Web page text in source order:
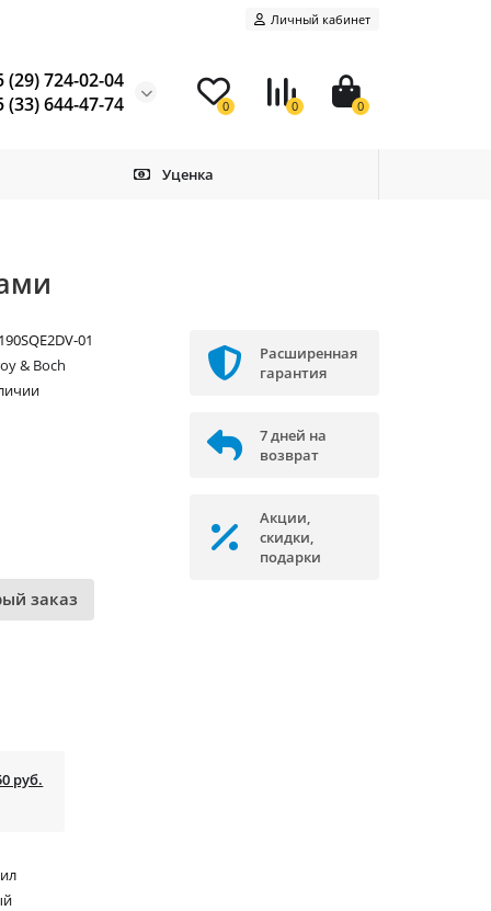
Личный кабинет
(29) 724-02-04
(33) 644-47-74
0 0 0
Уценка
01
& Boch
заказ
руб.
Расширенная
гарантия
7 дней на
возврат
Акции,
скидки,
подарки